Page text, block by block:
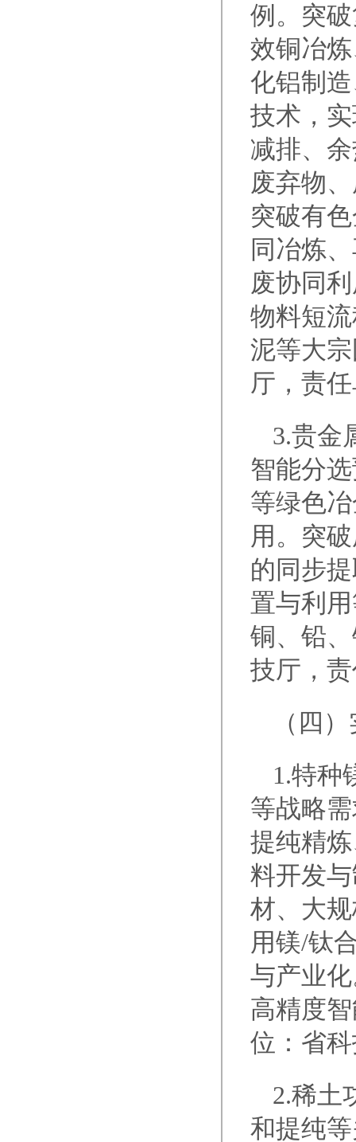
例。突
效铜冶
化铝制
技术，
减排、
废弃物
突破有
同冶炼
废协同
物料短
泥等大
厅，责
3.贵金
智能分
等绿色
用。突
的同步
置与利
铜、铅
技厅，
（四
1.特种
等战略
提纯精
料开发
材、大
用镁/钛
与产业
高精度
位：省
2.稀土
和提纯